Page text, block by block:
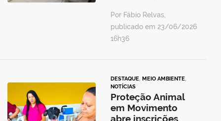
Por Fábio Relvas,
publicado em 23/06/2026
16h36
DESTAQUE, MEIO AMBIENTE,
NOTÍCIAS
Proteção Animal
em Movimento
abre inscrições